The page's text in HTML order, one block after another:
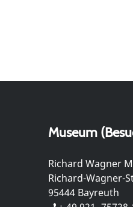
Museum
Richard Wagner
Richard-Wagner-
95444 Bayreuth